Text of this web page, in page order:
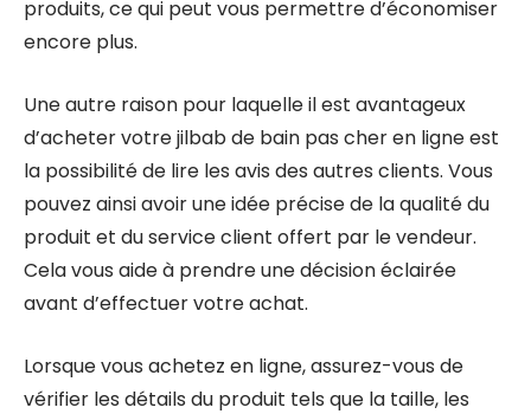
produits, ce qui peut vous permettre d’économiser
encore plus.
Une autre raison pour laquelle il est avantageux
d’acheter votre jilbab de bain pas cher en ligne est
la possibilité de lire les avis des autres clients. Vous
pouvez ainsi avoir une idée précise de la qualité du
produit et du service client offert par le vendeur.
Cela vous aide à prendre une décision éclairée
avant d’effectuer votre achat.
Lorsque vous achetez en ligne, assurez-vous de
vérifier les détails du produit tels que la taille, les